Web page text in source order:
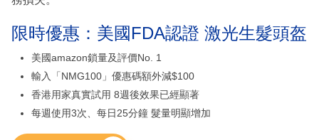
限時優惠：美國FDA認證 激光生髮頭盔
美國amazon鎖量及評價No. 1
輸入「NMG100」優惠碼額外減$100
香港用家真實試用 8週後效果已經顯著
每週使用3次、每日25分鐘 髮量明顯增加